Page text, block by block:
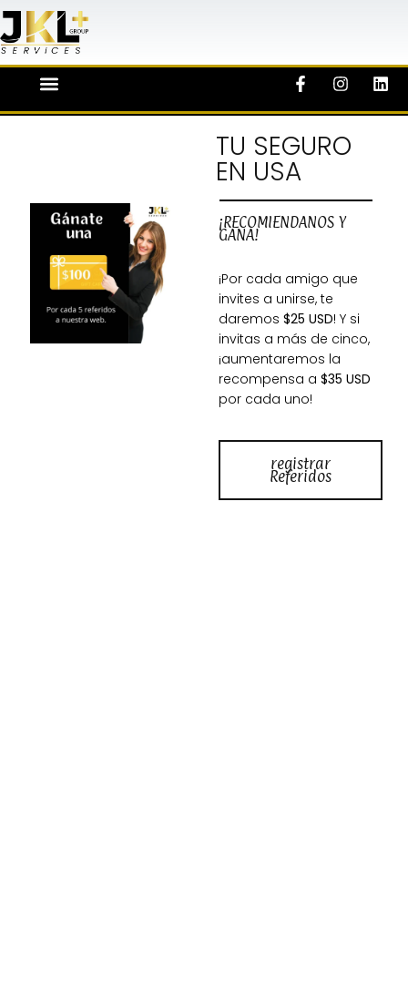
TU SEGURO
EN USA
¡RECOMIENDANOS Y
GANA!
¡Por cada amigo que
invites a unirse, te
daremos $25 USD! Y si
invitas a más de cinco,
¡aumentaremos la
recompensa a $35 USD
por cada uno!
registrar
Referidos